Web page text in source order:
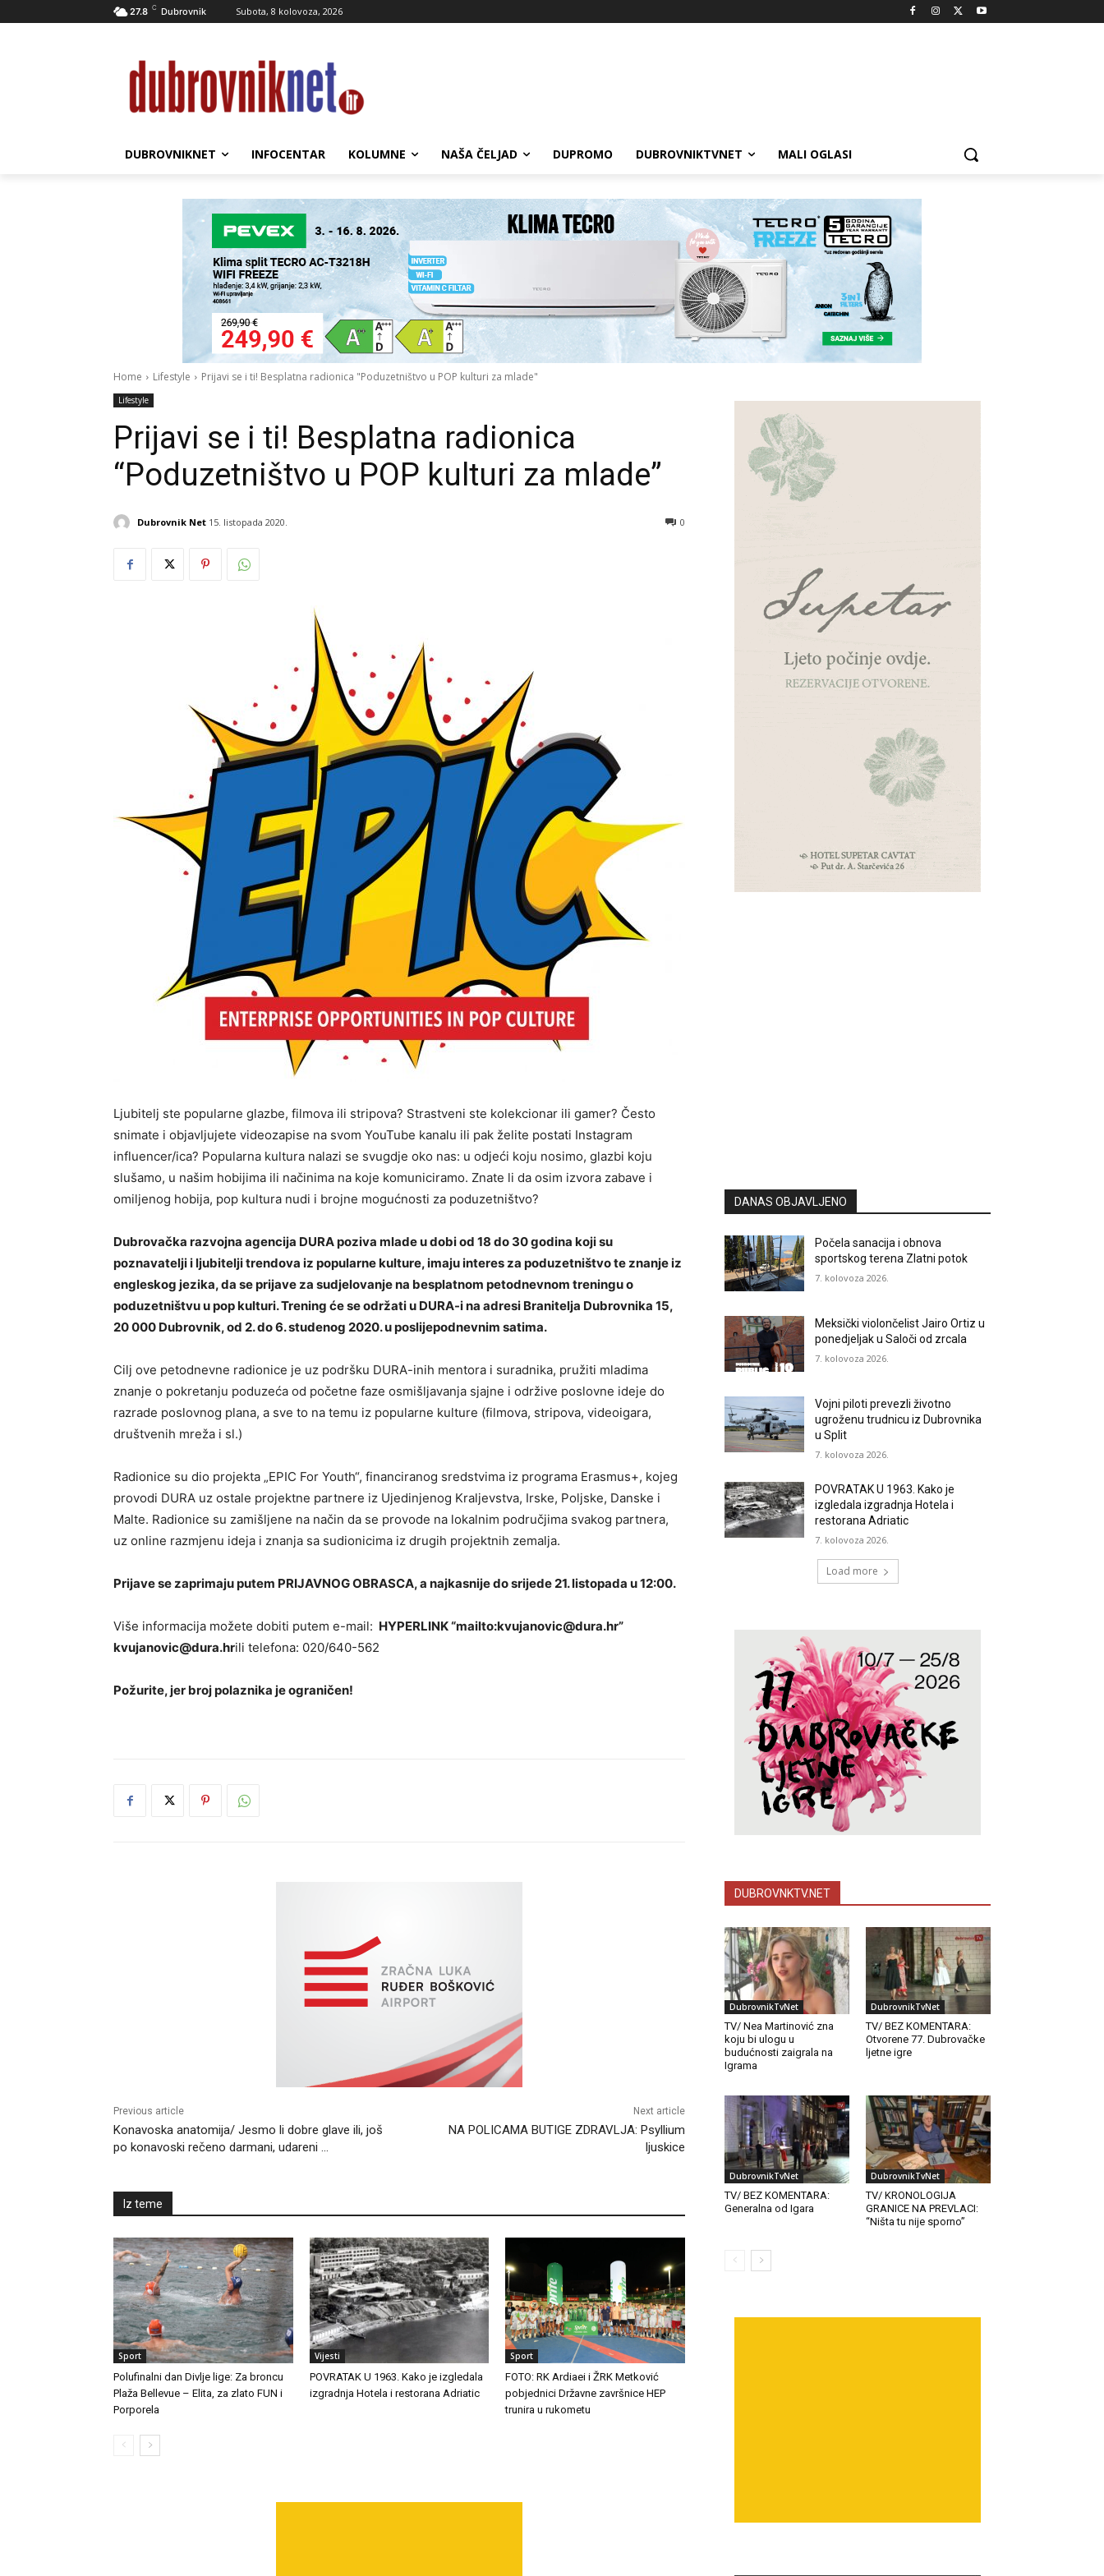
27.8 C Dubrovnik Subota, 8 kolovoza, 2026
DUBROVNIKNET INFOCENTAR KOLUMNE NAŠA ČELJAD DUPROMO DUBROVNIKTVNET MALI OGLASI
Home Lifestyle Prijavi se i ti! Besplatna radionica "Poduzetništvo u POP kulturi za mlade"
Lifestyle
Prijavi se i ti! Besplatna radionica
“Poduzetništvo u POP kulturi za mlade”
Dubrovnik Net 15. listopada 2020. 0
Ljubitelj ste popularne glazbe, filmova ili stripova? Strastveni ste kolekcionar ili gamer? Često
snimate i objavljujete videozapise na svom YouTube kanalu ili pak želite postati Instagram
influencer/ica? Popularna kultura nalazi se svugdje oko nas: u odjeći koju nosimo, glazbi koju
slušamo, u našim hobijima ili načinima na koje komuniciramo. Znate li da osim izvora zabave i
omiljenog hobija, pop kultura nudi i brojne mogućnosti za poduzetništvo?
Dubrovačka razvojna agencija DURA poziva mlade u dobi od 18 do 30 godina koji su
poznavatelji i ljubitelji trendova iz popularne kulture, imaju interes za poduzetništvo te znanje iz
engleskog jezika, da se prijave za sudjelovanje na besplatnom petodnevnom treningu o
poduzetništvu u pop kulturi. Trening će se održati u DURA-i na adresi Branitelja Dubrovnika 15,
20 000 Dubrovnik, od 2. do 6. studenog 2020. u poslijepodnevnim satima.
Cilj ove petodnevne radionice je uz podršku DURA-inih mentora i suradnika, pružiti mladima
znanje o pokretanju poduzeća od početne faze osmišljavanja sjajne i održive poslovne ideje do
razrade poslovnog plana, a sve to na temu iz popularne kulture (filmova, stripova, videoigara,
društvenih mreža i sl.)
Radionice su dio projekta „EPIC For Youth“, financiranog sredstvima iz programa Erasmus+, kojeg
provodi DURA uz ostale projektne partnere iz Ujedinjenog Kraljevstva, Irske, Poljske, Danske i
Malte. Radionice su zamišljene na način da se provode na lokalnim područjima svakog partnera,
uz online razmjenu ideja i znanja sa sudionicima iz drugih projektnih zemalja.
Prijave se zaprimaju putem PRIJAVNOG OBRASCA, a najkasnije do srijede 21. listopada u 12:00.
Više informacija možete dobiti putem e-mail: HYPERLINK “mailto:kvujanovic@dura.hr”
kvujanovic@dura.hrili telefona: 020/640-562
Požurite, jer broj polaznika je ograničen!
Previous article
Konavoska anatomija/ Jesmo li dobre glave ili, još
po konavoski rečeno darmani, udareni …
Next article
NA POLICAMA BUTIGE ZDRAVLJA: Psyllium
ljuskice
Iz teme
Sport
Polufinalni dan Divlje lige: Za broncu
Plaža Bellevue – Elita, za zlato FUN i
Porporela
Vijesti
POVRATAK U 1963. Kako je izgledala
izgradnja Hotela i restorana Adriatic
Sport
FOTO: RK Ardiaei i ŽRK Metković
pobjednici Državne završnice HEP
trunira u rukometu
DANAS OBJAVLJENO
Počela sanacija i obnova
sportskog terena Zlatni potok
7. kolovoza 2026.
Meksički violončelist Jairo Ortiz u
ponedjeljak u Saloči od zrcala
7. kolovoza 2026.
Vojni piloti prevezli životno
ugroženu trudnicu iz Dubrovnika
u Split
7. kolovoza 2026.
POVRATAK U 1963. Kako je
izgledala izgradnja Hotela i
restorana Adriatic
7. kolovoza 2026.
Load more
DUBROVNKTV.NET
DubrovnikTvNet
TV/ Nea Martinović zna
koju bi ulogu u
budućnosti zaigrala na
Igrama
DubrovnikTvNet
TV/ BEZ KOMENTARA:
Otvorene 77. Dubrovačke
ljetne igre
DubrovnikTvNet
TV/ BEZ KOMENTARA:
Generalna od Igara
DubrovnikTvNet
TV/ KRONOLOGIJA
GRANICE NA PREVLACI:
“Ništa tu nije sporno”